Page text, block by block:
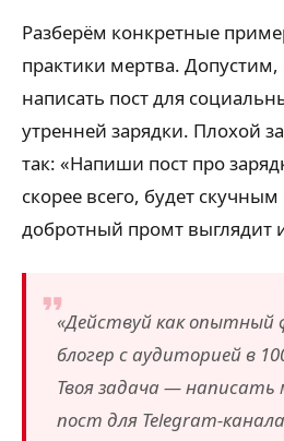
Разберём конкретные
практики мертва.
написать пост для
утренней зарядки. Плохой
так: «Напиши пост про
скорее всего, будет
добротный промт выглядит
«Действуй как опытный
блогер с аудиторией в
Твоя задача —
пост для Telegram-